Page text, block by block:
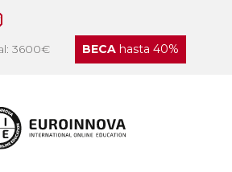
3600€ BECAhasta 40%